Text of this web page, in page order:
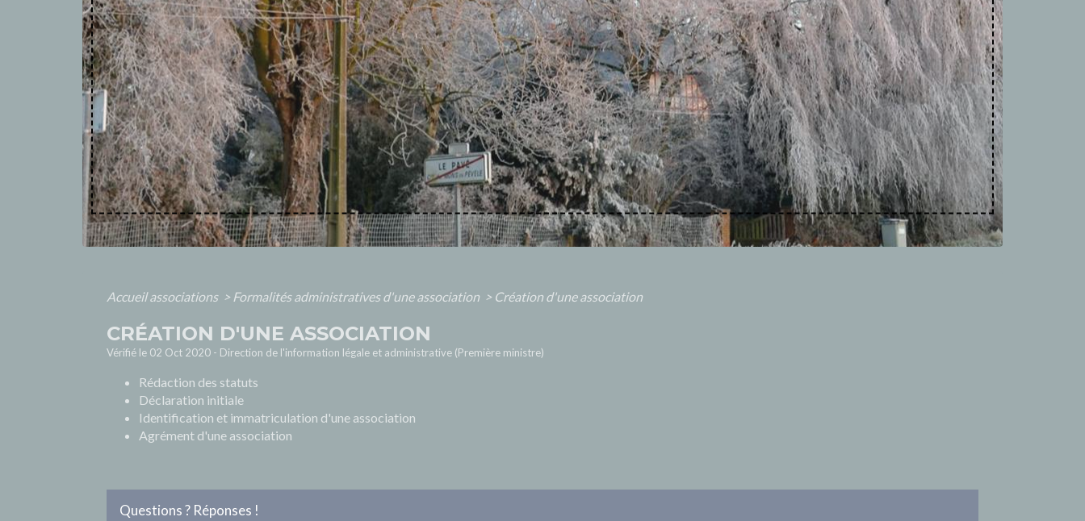
Accueil associations > Formalités administratives d'une association > Création d'une association
CRÉATION D'UNE ASSOCIATION
Vérifié le 02 Oct 2020 - Direction de l'information légale et administrative (Première ministre)
Rédaction des statuts
Déclaration initiale
Identification et immatriculation d'une association
Agrément d'une association
Questions ? Réponses !